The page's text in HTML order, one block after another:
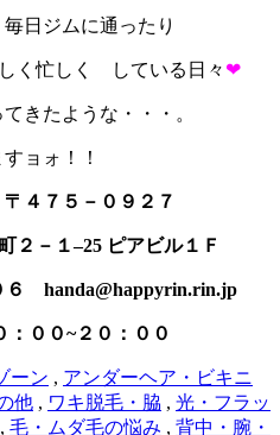
日ジムに通ったり
く忙しく している日々 ❤
きたような・・・。
ョォ！！
４７５－０９２７
２－１–25 ピアビル１Ｆ
６ handa@happyrin.rin.jp
００~２０：００
ーン , アンダーヘア・ビキニ
他 , ワキ脱毛・脇 , 光・フラッ
, 毛・ムダ毛の悩み , 背中・腕・